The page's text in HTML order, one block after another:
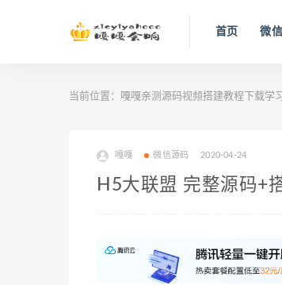
首页 微
当前位置： 嘎嘎亲测源码视频搭建教程下载学
嘎嘎 微信源码 2020-04-24
H5大联盟 完整源码+